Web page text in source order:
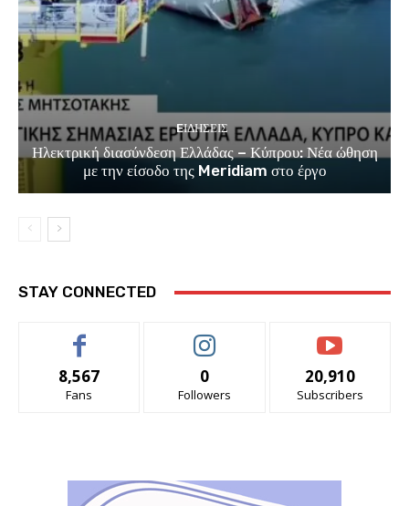
EΙΔΗΣΕΙΣ
Ηλεκτρική διασύνδεση Ελλάδας – Κύπρου: Νέα ώθηση
με την είσοδο της Meridiam στο έργο
STAY CONNECTED
8,567
Fans
0
Followers
20,910
Subscribers